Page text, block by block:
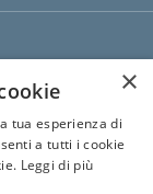
- Pec:
×
tua esperienza di
a tutti i cookie
Leggi di più